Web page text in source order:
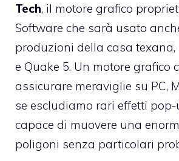
Tech, il motore grafico
Software che sarà usato
produzioni della casa texana,
e Quake 5. Un motore grafico
assicurare meraviglie su PC,
se escludiamo rari effetti pop-
capace di muovere una
poligoni senza particolari